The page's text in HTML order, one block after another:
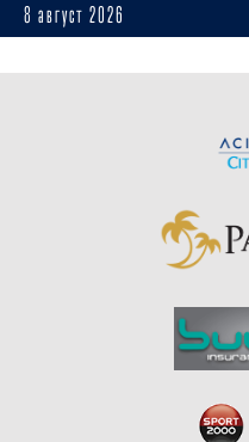
8 август 2026